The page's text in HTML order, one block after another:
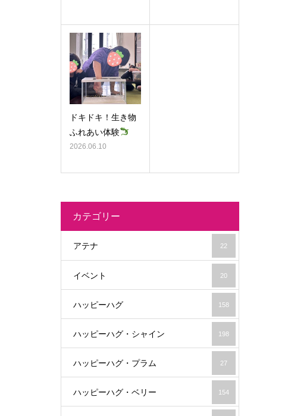
ドキドキ！生き物
ふれあい体験
2026.06.10
カテゴリー
アテナ 22
イベント 20
ハッピーハグ 158
ハッピーハグ・シャイン 198
ハッピーハグ・プラム 27
ハッピーハグ・ベリー 154